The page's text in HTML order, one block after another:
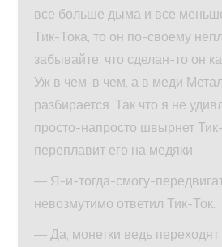
все больше дыма и все
Тик-Тока, то он по-своему
забывайте, что сделан-то он
Уж в чем-в чем, а в меди
разбирается. Так что я не
просто-напросто швырнет
переплавит его на медяки.
— Я-и-тогда-смогу-
невозмутимо ответил Тик-Ток.
— Да, монетки ведь переходят